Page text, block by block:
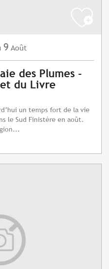
9 Août
des Plumes -
et du Livre
un temps fort de la vie
le Sud Finistère en août.